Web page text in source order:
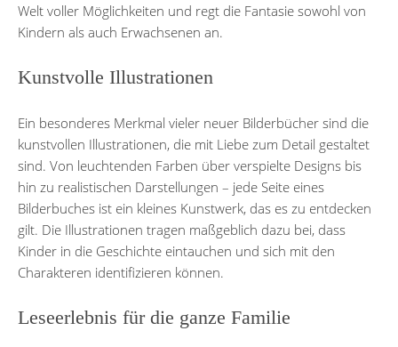
Welt voller Möglichkeiten und regt die Fantasie sowohl von
Kindern als auch Erwachsenen an.
Kunstvolle Illustrationen
Ein besonderes Merkmal vieler neuer Bilderbücher sind die
kunstvollen Illustrationen, die mit Liebe zum Detail gestaltet
sind. Von leuchtenden Farben über verspielte Designs bis
hin zu realistischen Darstellungen – jede Seite eines
Bilderbuches ist ein kleines Kunstwerk, das es zu entdecken
gilt. Die Illustrationen tragen maßgeblich dazu bei, dass
Kinder in die Geschichte eintauchen und sich mit den
Charakteren identifizieren können.
Leseerlebnis für die ganze Familie